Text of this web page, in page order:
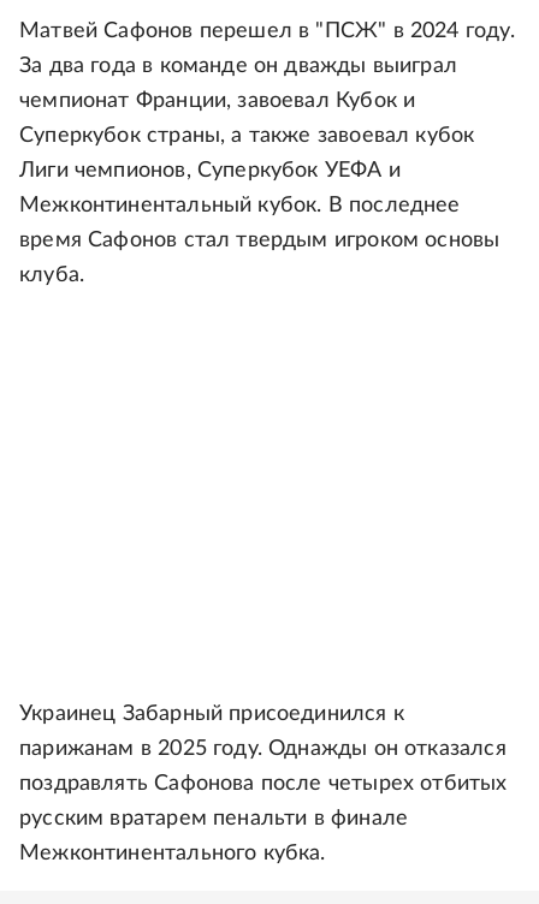
Матвей Сафонов перешел в "ПСЖ" в 2024 году.
За два года в команде он дважды выиграл
чемпионат Франции, завоевал Кубок и
Суперкубок страны, а также завоевал кубок
Лиги чемпионов, Суперкубок УЕФА и
Межконтинентальный кубок. В последнее
время Сафонов стал твердым игроком основы
клуба.
Украинец Забарный присоединился к
парижанам в 2025 году. Однажды он отказался
поздравлять Сафонова после четырех отбитых
русским вратарем пенальти в финале
Межконтинентального кубка.